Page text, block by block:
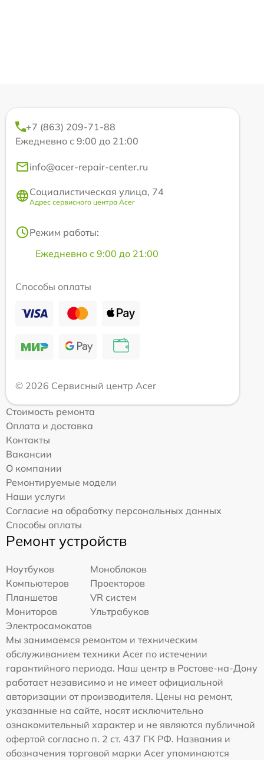
+7 (863) 209-71-88
Ежедневно с 9:00 до 21:00
info@acer-repair-center.ru
Социалистическая улица, 74
Адрес сервисного центра Acer
Режим работы:
Ежедневно с 9:00 до 21:00
Способы оплаты
© 2026 Сервисный центр Acer
Стоимость ремонта
Оплата и доставка
Контакты
Вакансии
О компании
Ремонтируемые модели
Наши услуги
Согласие на обработку персональных данных
Способы оплаты
Ремонт устройств
Ноутбуков
Моноблоков
Компьютеров
Проекторов
Планшетов
VR систем
Мониторов
Ультрабуков
Электросамокатов
Мы занимаемся ремонтом и техническим
обслуживанием техники Acer по истечении
гарантийного периода. Наш центр в Ростове-на-Дону
работает независимо и не имеет официальной
авторизации от производителя. Цены на ремонт,
указанные на сайте, носят исключительно
ознакомительный характер и не являются публичной
офертой согласно п. 2 ст. 437 ГК РФ. Названия и
обозначения торговой марки Acer упоминаются